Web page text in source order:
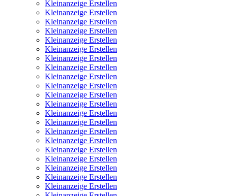
Kleinanzeige Erstellen
Kleinanzeige Erstellen
Kleinanzeige Erstellen
Kleinanzeige Erstellen
Kleinanzeige Erstellen
Kleinanzeige Erstellen
Kleinanzeige Erstellen
Kleinanzeige Erstellen
Kleinanzeige Erstellen
Kleinanzeige Erstellen
Kleinanzeige Erstellen
Kleinanzeige Erstellen
Kleinanzeige Erstellen
Kleinanzeige Erstellen
Kleinanzeige Erstellen
Kleinanzeige Erstellen
Kleinanzeige Erstellen
Kleinanzeige Erstellen
Kleinanzeige Erstellen
Kleinanzeige Erstellen
Kleinanzeige Erstellen